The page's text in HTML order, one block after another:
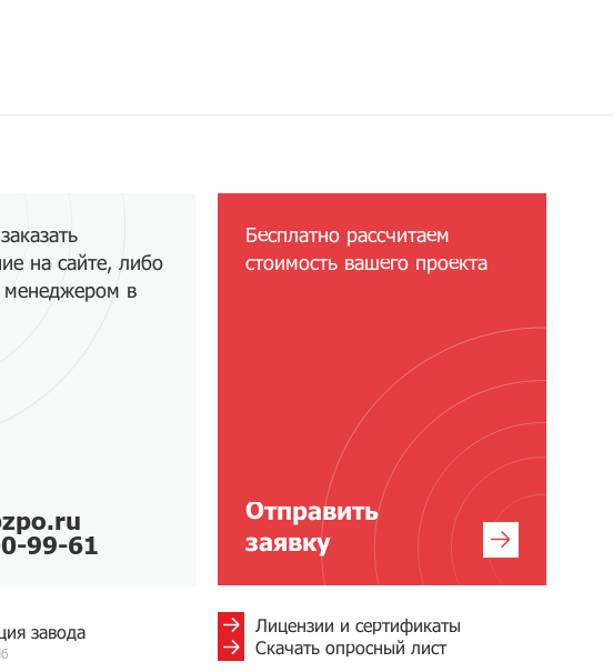
на сайте, либо
менеджером в
99-61
завода
Бесплатно рассчитаем
стоимость вашего проекта
Отправить
заявку
Лицензии и сертификаты
Скачать опросный лист